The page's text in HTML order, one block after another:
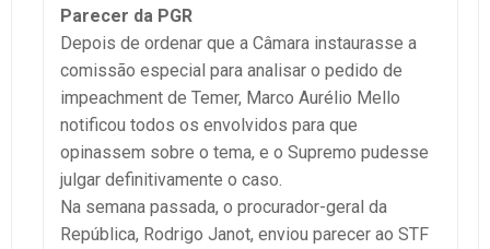
Parecer da PGR
Depois de ordenar que a Câmara instaurasse a
comissão especial para analisar o pedido de
impeachment de Temer, Marco Aurélio Mello
notificou todos os envolvidos para que
opinassem sobre o tema, e o Supremo pudesse
julgar definitivamente o caso.
Na semana passada, o procurador-geral da
República, Rodrigo Janot, enviou parecer ao STF